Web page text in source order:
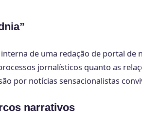
de uma redação de portal de
jornalísticos quanto as
por notícias sensacionalistas
narrativos